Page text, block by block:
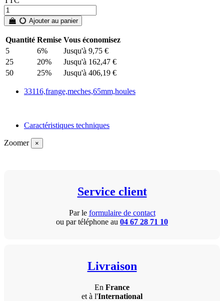
Ajouter au panier
Quantité Remise Vous économisez
5
6%
Jusqu'à 9,75 €
25
20%
Jusqu'à 162,47 €
50
25% Jusqu'à 406,19 €
33116,frange,meches,65mm,houles
Caractéristiques techniques
Zoomer ×
Service client
Par le formulaire de contact
ou par téléphone au 04 67 28 71 10
Livraison
En France
et à l'International